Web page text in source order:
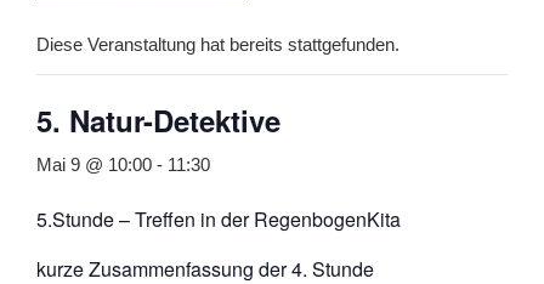
Diese Veranstaltung hat bereits stattgefunden.
5. Natur-Detektive
Mai 9 @ 10:00 - 11:30
5.Stunde – Treffen in der RegenbogenKita
kurze Zusammenfassung der 4. Stunde